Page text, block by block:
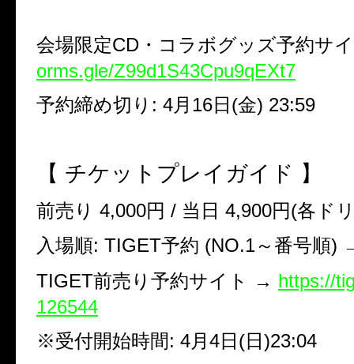
会場限定CD・コラボグッズ予約サ
orms.gle/Z99d1S43Cpu9qEXt7
予約締め切り: 4月16日(金) 23:59
【 チケットプレイガイド 】
前売り 4,000円 / 当日 4,900円(各ド
入場順: TIGET予約 (NO.1～番号順)
TIGET前売り予約サイト → https://
126544
※受付開始時間: 4月4日(日)23:04